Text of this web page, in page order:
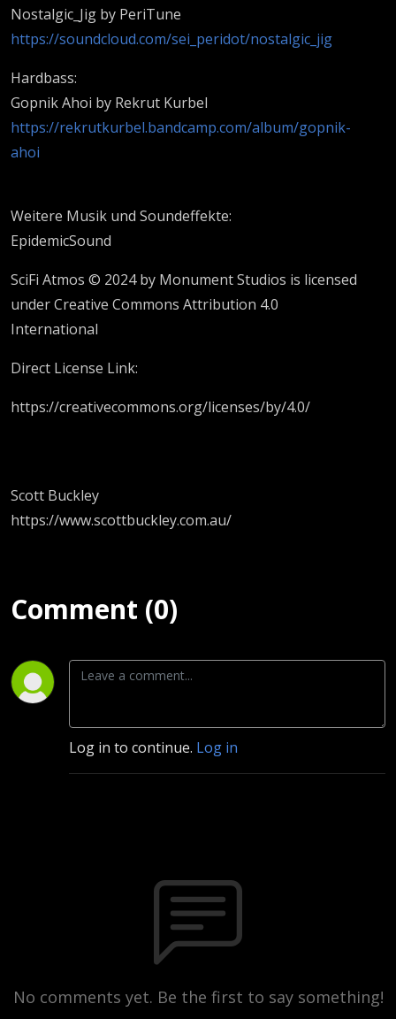
Nostalgic_Jig by PeriTune
https://soundcloud.com/sei_peridot/nostalgic_jig
Hardbass:
Gopnik Ahoi by Rekrut Kurbel
https://rekrutkurbel.bandcamp.com/album/gopnik-
ahoi
Weitere Musik und Soundeffekte:
EpidemicSound
SciFi Atmos © 2024 by Monument Studios is licensed
under Creative Commons Attribution 4.0
International
Direct License Link:
https://creativecommons.org/licenses/by/4.0/
Scott Buckley
https://www.scottbuckley.com.au/
Comment (0)
Log in to continue. Log in
No comments yet. Be the first to say something!